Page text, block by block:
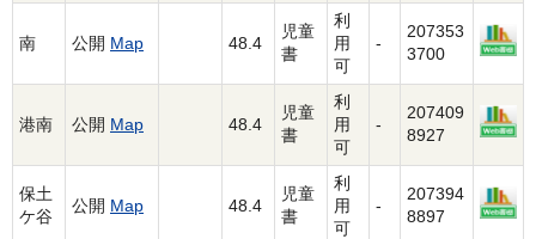
南 公開 Map 48.4
児童
書
利
用
可
-
207353
3700
港南 公開 Map 48.4
児童
書
利
用
可
-
207409
8927
保土
ケ谷
公開 Map 48.4
児童
書
利
用
可
-
207394
8897